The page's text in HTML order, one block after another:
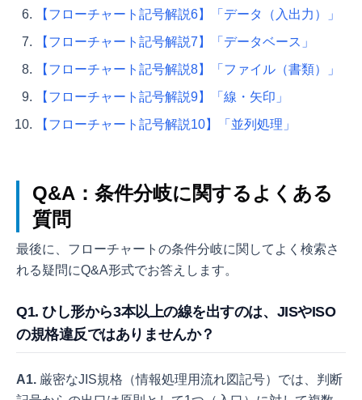
【フローチャート記号解説6】「データ（入出力）」
【フローチャート記号解説7】「データベース」
【フローチャート記号解説8】「ファイル（書類）」
【フローチャート記号解説9】「線・矢印」
【フローチャート記号解説10】「並列処理」
Q&A：条件分岐に関するよくある
質問
最後に、フローチャートの条件分岐に関してよく検索さ
れる疑問にQ&A形式でお答えします。
Q1. ひし形から3本以上の線を出すのは、JISやISO
の規格違反ではありませんか？
A1. 厳密なJIS規格（情報処理用流れ図記号）では、判断